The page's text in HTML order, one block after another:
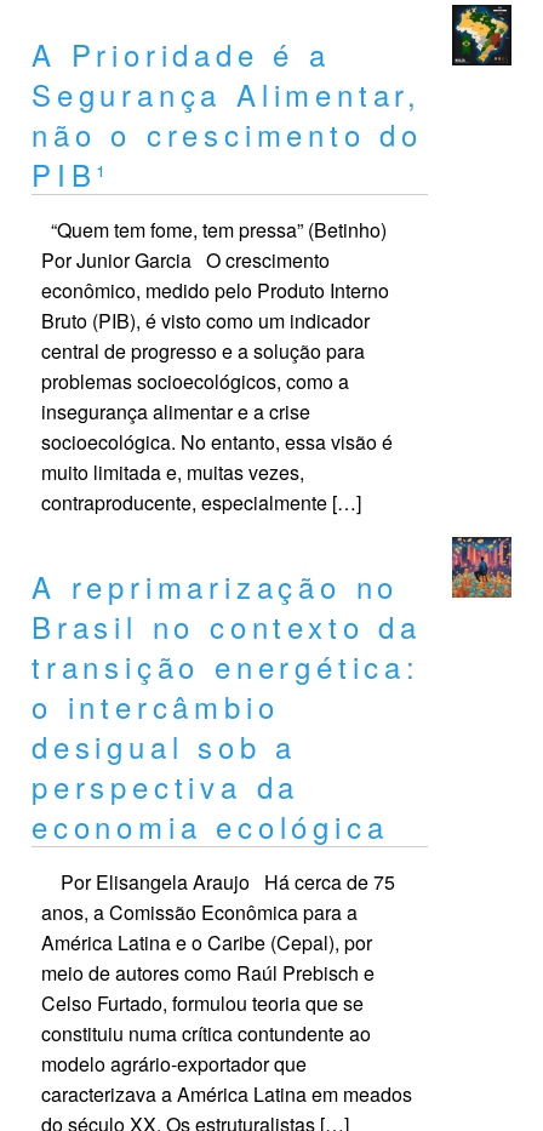
A Prioridade é a
Segurança Alimentar,
não o crescimento do
PIB¹
“Quem tem fome, tem pressa” (Betinho)
Por Junior Garcia O crescimento
econômico, medido pelo Produto Interno
Bruto (PIB), é visto como um indicador
central de progresso e a solução para
problemas socioecológicos, como a
insegurança alimentar e a crise
socioecológica. No entanto, essa visão é
muito limitada e, muitas vezes,
contraproducente, especialmente […]
A reprimarização no
Brasil no contexto da
transição energética:
o intercâmbio
desigual sob a
perspectiva da
economia ecológica
Por Elisangela Araujo Há cerca de 75
anos, a Comissão Econômica para a
América Latina e o Caribe (Cepal), por
meio de autores como Raúl Prebisch e
Celso Furtado, formulou teoria que se
constituiu numa crítica contundente ao
modelo agrário-exportador que
caracterizava a América Latina em meados
do século XX. Os estruturalistas […]